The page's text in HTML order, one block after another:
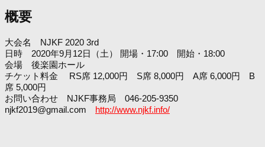
概要
大会名 NJKF 2020 3rd
日時 2020年9月12日（土） 開場・17:00 開始・18:00
会場 後楽園ホール
チケット料金 RS席 12,000円 S席 8,000円 A席 6,000円 B
席 5,000円
お問い合わせ NJKF事務局 046-205-9350
njkf2019@gmail.com http://www.njkf.info/